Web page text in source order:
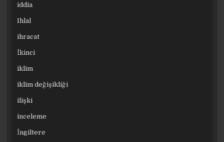
iddia
Ihlal
ihracat
İkinci
iklim
iklim değişikliği
ilişki
inceleme
İngiltere